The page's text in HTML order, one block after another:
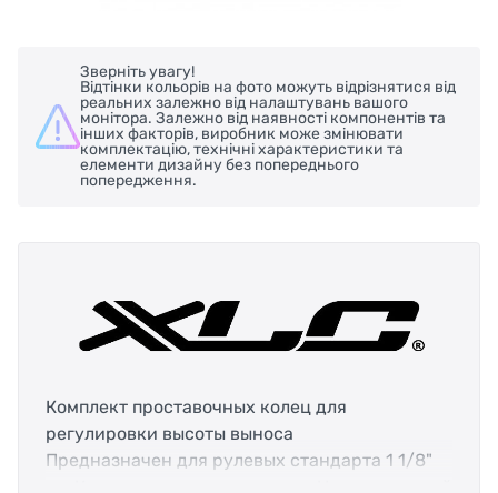
Зверніть увагу!
Відтінки кольорів на фото можуть відрізнятися від
реальних залежно від налаштувань вашого
монітора. Залежно від наявності компонентів та
інших факторів, виробник може змінювати
комплектацію, технічні характеристики та
елементи дизайну без попереднього
попередження.
Комплект проставочных колец для
регулировки высоты выноса
Предназначен для рулевых стандарта 1 1/8"